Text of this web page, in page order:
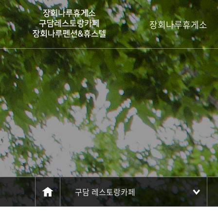
주메뉴 바로가기
컨텐츠 바로가기
장회나루휴게소
구담 레스토랑카페